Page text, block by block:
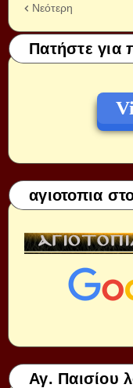
Νεότερη
Πατήστε για
αγιοτοπια
Αγ. Παισίου